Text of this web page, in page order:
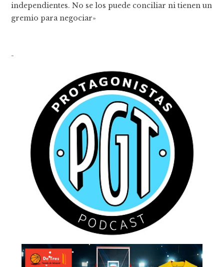
independientes. No se los puede conciliar ni tienen un
gremio para negociar»
-